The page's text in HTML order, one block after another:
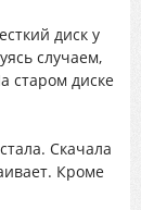
диск у
случаем,
старом диске
Скачала
Кроме